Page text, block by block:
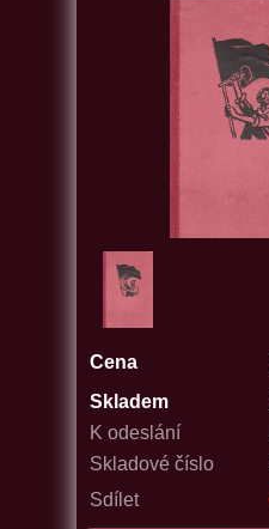
Cena
Skladem
K odeslání
Skladové číslo
Sdílet